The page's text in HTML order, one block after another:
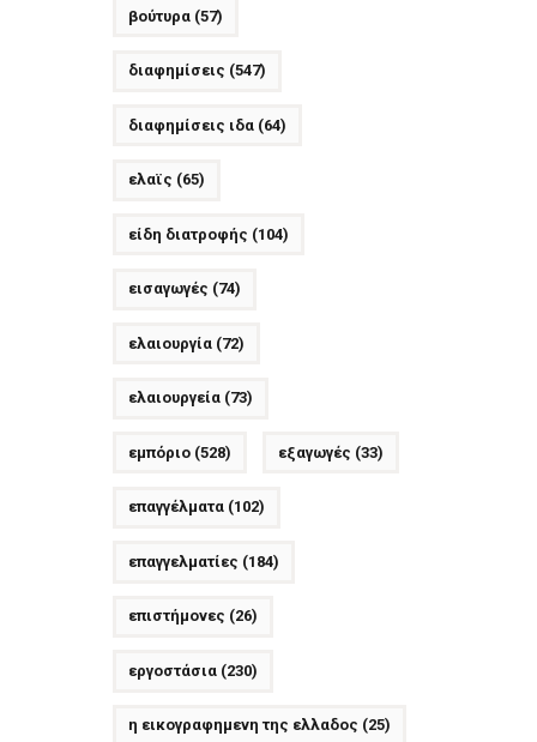
βούτυρα(57)
διαφημίσεις (547)
διαφημίσεις ιδα(64)
ελαϊς (65)
είδη διατροφής (104)
εισαγωγές (74)
ελαιουργία(72)
ελαιουργεία(73)
εμπόριο(528) εξαγωγές (33)
επαγγέλματα(102)
επαγγελματίες (184)
επιστήμονες (26)
εργοστάσια(230)
η εικογραφημενη της ελλαδος (25)